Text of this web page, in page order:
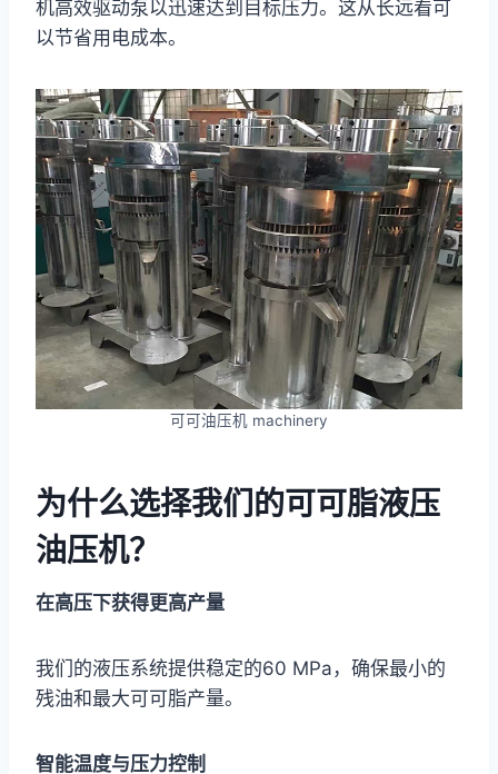
机高效驱动泵以迅速达到目标压力。这从长远看可
以节省用电成本。
可可油压机 machinery
为什么选择我们的可可脂液压
油压机？
在高压下获得更高产量
我们的液压系统提供稳定的60 MPa，确保最小的
残油和最大可可脂产量。
智能温度与压力控制